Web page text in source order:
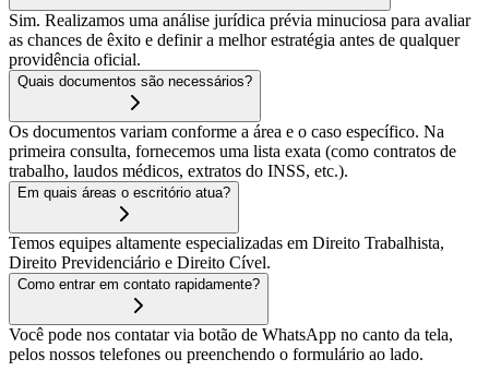
Sim. Realizamos uma análise jurídica prévia minuciosa para avaliar
as chances de êxito e definir a melhor estratégia antes de qualquer
providência oficial.
Quais documentos são necessários?
Os documentos variam conforme a área e o caso específico. Na
primeira consulta, fornecemos uma lista exata (como contratos de
trabalho, laudos médicos, extratos do INSS, etc.).
Em quais áreas o escritório atua?
Temos equipes altamente especializadas em Direito Trabalhista,
Direito Previdenciário e Direito Cível.
Como entrar em contato rapidamente?
Você pode nos contatar via botão de WhatsApp no canto da tela,
pelos nossos telefones ou preenchendo o formulário ao lado.